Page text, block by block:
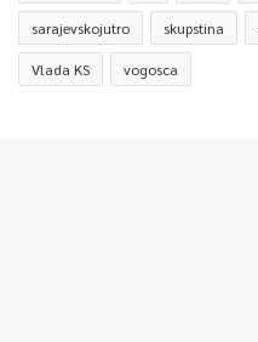
sarajevskojutro skupstina
Vlada KS vogosca